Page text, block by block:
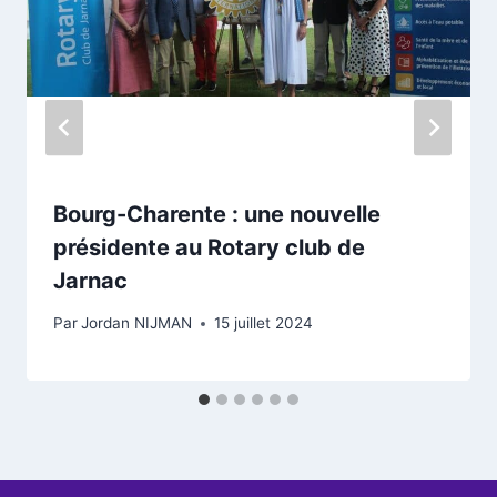
Bourg-Charente : une nouvelle
présidente au Rotary club de
Jarnac
ParJordan NIJMAN 15 juillet 2024